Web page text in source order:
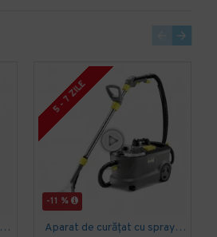
Aspirator uscat T 7/1 Classic, Kärcher
-11 %
5 - 7 ZILE
Aparat de curățat cu spray-extracție Puzzi 10/1, Kärcher